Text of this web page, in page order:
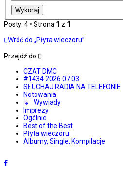
Posty: 4 • Strona 1 z 1
Wróć do „Płyta wieczoru”
Przejdź do
CZAT DMC
#1434 2026.07.03
SŁUCHAJ RADIA NA TELEFONIE
Notowania
↳ Wywiady
Imprezy
Ogólnie
Best of the Best
Płyta wieczoru
Albumy, Single, Kompilacje